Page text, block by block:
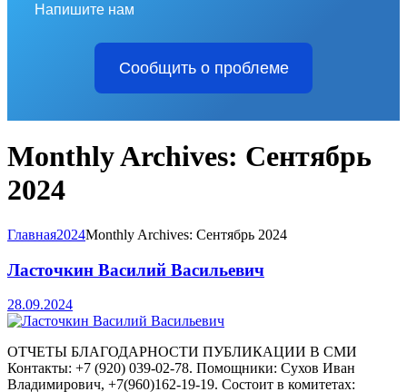
Напишите нам
Сообщить о проблеме
Monthly Archives: Сентябрь
2024
Главная2024Monthly Archives: Сентябрь 2024
Ласточкин Василий Васильевич
28.09.2024
ОТЧЕТЫ БЛАГОДАРНОСТИ ПУБЛИКАЦИИ В СМИ
Контакты: +7 (920) 039-02-78. Помощники: Сухов Иван
Владимирович, +7(960)162-19-19. Состоит в комитетах: